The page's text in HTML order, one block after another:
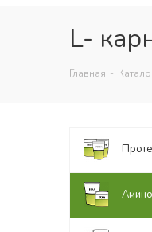
L-
Главная -